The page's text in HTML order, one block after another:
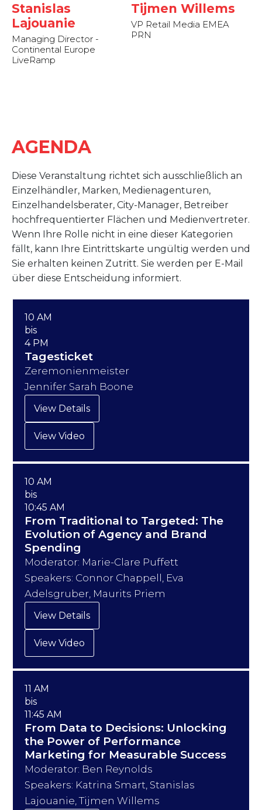
Stanislas
Lajouanie
Managing Director -
Continental Europe
LiveRamp
Tijmen Willems
VP Retail Media EMEA
PRN
AGENDA
Diese Veranstaltung richtet sich ausschließlich an
Einzelhändler, Marken, Medienagenturen,
Einzelhandelsberater, City-Manager, Betreiber
hochfrequentierter Flächen und Medienvertreter.
Wenn Ihre Rolle nicht in eine dieser Kategorien
fällt, kann Ihre Eintrittskarte ungültig werden und
Sie erhalten keinen Zutritt. Sie werden per E-Mail
über diese Entscheidung informiert.
10 AM
bis
4 PM
Tagesticket
Zeremonienmeister
Jennifer Sarah Boone
View Details
View Video
10 AM
bis
10:45 AM
From Traditional to Targeted: The
Evolution of Agency and Brand
Spending
Moderator: Marie-Clare Puffett
Speakers: Connor Chappell, Eva
Adelsgruber, Maurits Priem
View Details
View Video
11 AM
bis
11:45 AM
From Data to Decisions: Unlocking
the Power of Performance
Marketing for Measurable Success
Moderator: Ben Reynolds
Speakers: Katrina Smart, Stanislas
Lajouanie, Tijmen Willems